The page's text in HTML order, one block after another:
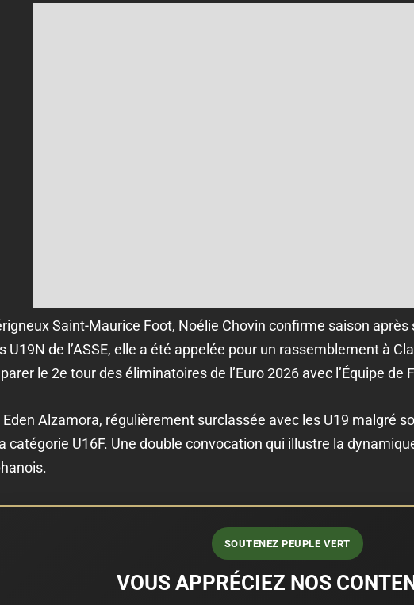
Saint-Maurice Foot, Noélie Chovin confirme saison
U19N de l’ASSE, elle a été appelée pour un rassemblement à
le 2e tour des éliminatoires de l’Euro 2026 avec l’Équipe de
Eden Alzamora, régulièrement surclassée avec les U19 malgré
catégorie U16F. Une double convocation qui illustre la
SOUTENEZ PEUPLE VERT
VOUS APPRÉCIEZ NOS